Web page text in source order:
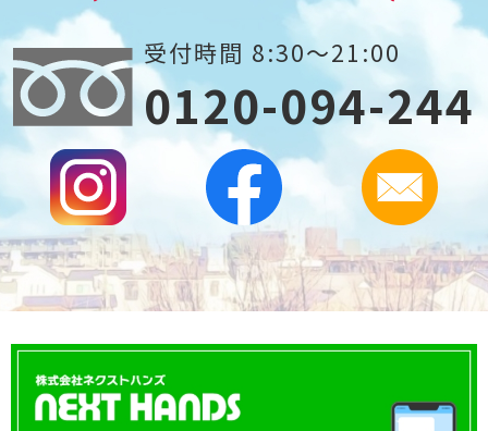
受付時間 8:30～21:00
0120-094-244